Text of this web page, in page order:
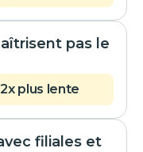
pas le
plus lente
filiales et